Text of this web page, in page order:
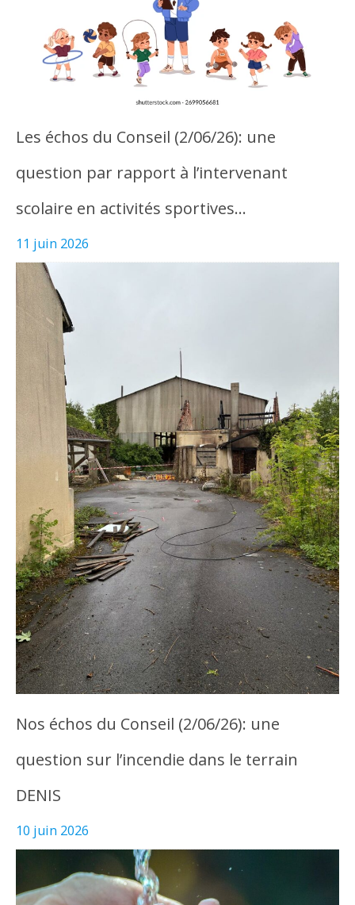
Les échos du Conseil (2/06/26): une
question par rapport à l’intervenant
scolaire en activités sportives…
11 juin 2026
Nos échos du Conseil (2/06/26): une
question sur l’incendie dans le terrain
DENIS
10 juin 2026